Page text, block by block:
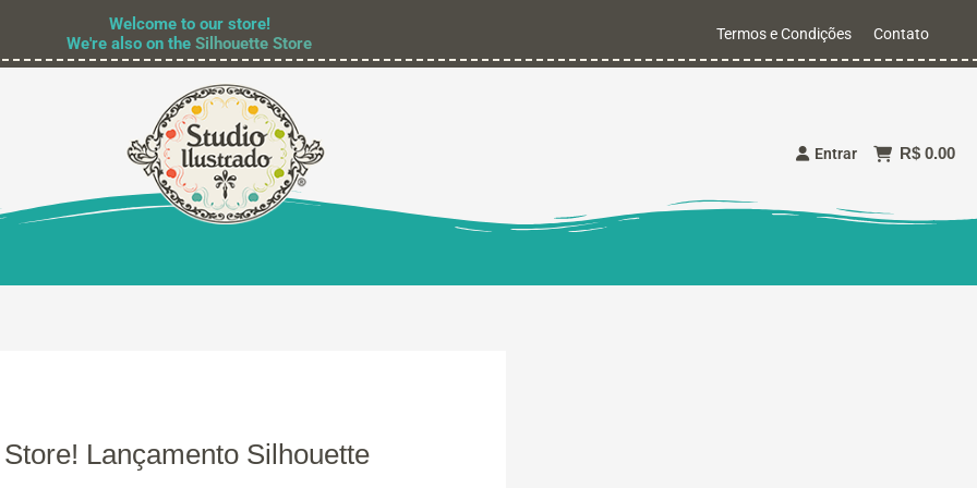
Welcome to our store!
We're also on theSilhouette Store Termos e Condições Contato
Entrar R$ 0.00
Lançamento Silhouette